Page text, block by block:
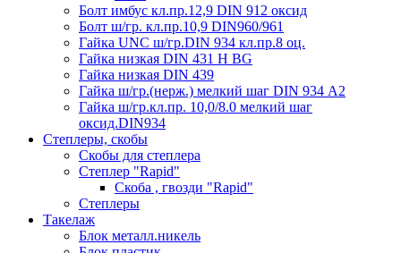
Болт имбус кл.пр.12,9 DIN 912 оксид
Болт ш/гр. кл.пр.10,9 DIN960/961
Гайка UNC ш/гр.DIN 934 кл.пр.8 оц.
Гайка низкая DIN 431 H BG
Гайка низкая DIN 439
Гайка ш/гр.(нерж.) мелкий шаг DIN 934 А2
Гайка ш/гр.кл.пр. 10,0/8.0 мелкий шаг
оксид.DIN934
Степлеры, скобы
Скобы для степлера
Степлер "Rapid"
Скоба , гвозди "Rapid"
Степлеры
Такелаж
Блок металл.никель